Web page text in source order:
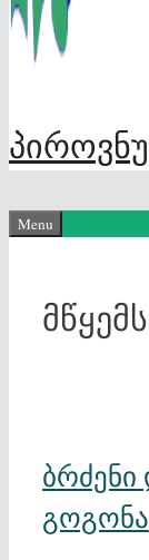
Menu
ბრძენი
გოგონა